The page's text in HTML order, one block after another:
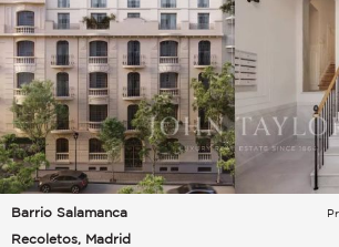
Barrio Salamanca
Recoletos, Madrid